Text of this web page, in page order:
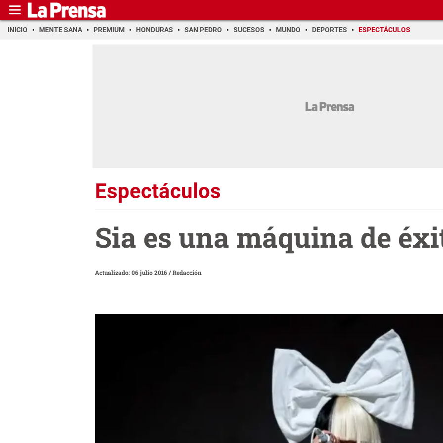
INICIO MENTE SANA PREMIUM HONDURAS SAN PEDRO SUCESOS MUNDO DEPORTES ESPECTÁCULOS
Espectáculos
Sia es una máquina de
Actualizado: 06 julio 2016/Redacción